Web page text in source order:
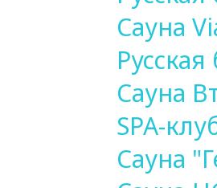
Сауна
Сауна
SPA-
Сауна